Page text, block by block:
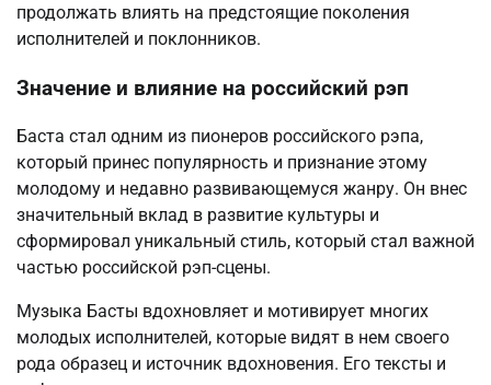
продолжать влиять на предстоящие поколения
исполнителей и поклонников.
Значение и влияние на российский рэп
Баста стал одним из пионеров российского рэпа,
который принес популярность и признание этому
молодому и недавно развивающемуся жанру. Он внес
значительный вклад в развитие культуры и
сформировал уникальный стиль, который стал важной
частью российской рэп-сцены.
Музыка Басты вдохновляет и мотивирует многих
молодых исполнителей, которые видят в нем своего
рода образец и источник вдохновения. Его тексты и